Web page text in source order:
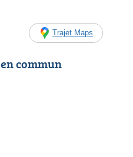
Trajet Maps
commun